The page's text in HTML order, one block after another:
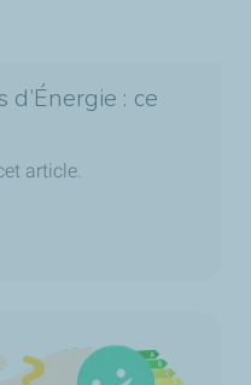
d’Énergie : ce
article.